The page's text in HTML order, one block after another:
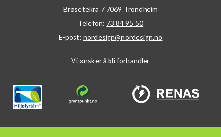
Brøsetekra 7 7069 Trondheim
Telefon: 73 84 95 50
E-post: nordesign@nordesign.no
Vi ønsker å bli forhandler